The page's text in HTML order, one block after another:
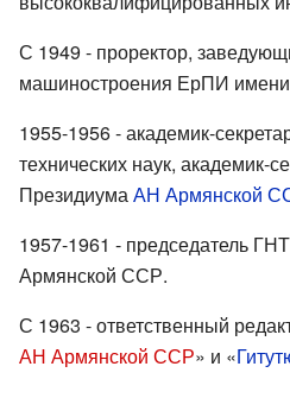
С 1949 - проректор,
машиностроения ЕрПИ
1955-1956 - академик-
технических наук, академик-
ПрезидиумаАН Армянской
1957-1961 - председатель
Армянской ССР.
С 1963 - ответственный
АН Армянской ССР» и «